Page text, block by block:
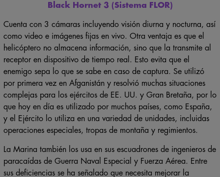
Black Hornet 3 (Sistema FLOR)
Cuenta con 3 cámaras incluyendo visión diurna y nocturna, así
como video e imágenes fijas en vivo. Otra ventaja es que el
helicóptero no almacena información, sino que la transmite al
receptor en dispositivo de tiempo real. Esto evita que el
enemigo sepa lo que se sabe en caso de captura. Se utilizó
por primera vez en Afganistán y resolvió muchas situaciones
complejas para los ejércitos de EE. UU. y Gran Bretaña, por lo
que hoy en día es utilizado por muchos países, como España,
y el Ejército lo utiliza en una variedad de unidades, incluidas
operaciones especiales, tropas de montaña y regimientos.
La Marina también los usa en sus escuadrones de ingenieros de
paracaídas de Guerra Naval Especial y Fuerza Aérea. Entre
sus deficiencias se ha señalado que necesita mejorar la